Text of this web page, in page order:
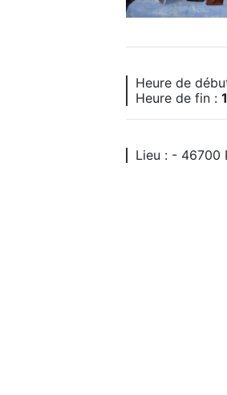
Heure de
Heure de fin :
Lieu : - 46700